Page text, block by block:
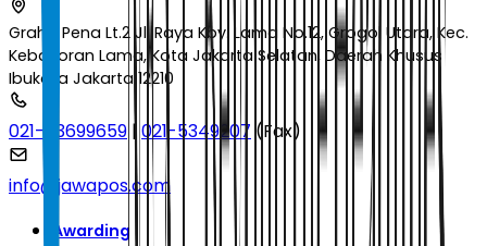
Graha Pena Lt.2 Jl. Raya Kby. Lama No.12, Grogol Utara, Kec.
Kebayoran Lama, Kota Jakarta Selatan, Daerah Khusus
Ibukota Jakarta 12210
021-53699659 | 021-5349207 (Fax)
info@jawapos.com
Awarding